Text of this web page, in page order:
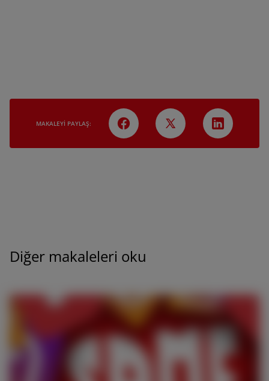
MAKALEYI PAYLAŞ:
Diğer makaleleri oku